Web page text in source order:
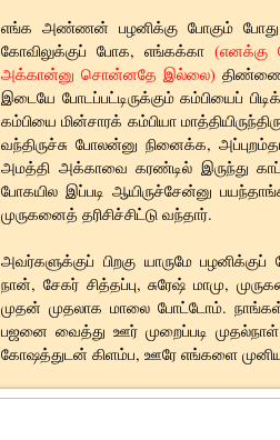
எங்க அண்ணன் பழனிக்கு போகும் போது
கோவிலுக்குப் போக, எங்கக்கா (எனக்கு
அக்கான்னு சொன்னதே இல்லை) திண்ணை
இடையே போடப்பட்டிருக்கும் கம்பியைப்
கம்பியை மின்சாரக் கம்பியா
வந்திருச்சு போலன்னு நினைக்க,
அமத்தி அக்காவை கரண்டில் இருந்து
போகயில இப்படி ஆயிருச்சேன்னு
முருகனைத் தரிசிச்சிட்டு வந்தார்.
அவர்களுக்குப் பிறகு யாருமே
நான், சேகர் சித்தப்பு, சுரேஷ் மாமு,
முதன் முதலாக மாலை போட்டோம்.
பஜனை வைத்து ஊர் முறைப்படி
கோஷத்துடன் கிளம்ப, ஊரே எங்களை